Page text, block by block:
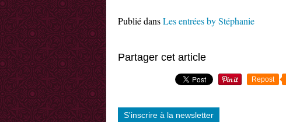
Publié dansLes entrées by Stéphanie
Partager cet article
Repost
S'inscrire à la newsletter